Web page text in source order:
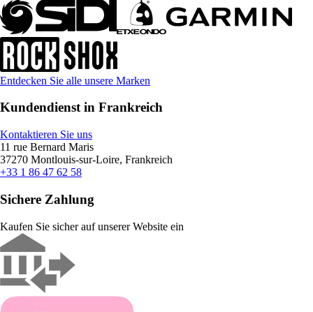
Entdecken Sie alle unsere Marken
Kundendienst in Frankreich
Kontaktieren Sie uns
11 rue Bernard Maris
37270 Montlouis-sur-Loire, Frankreich
+33 1 86 47 62 58
Sichere Zahlung
Kaufen Sie sicher auf unserer Website ein